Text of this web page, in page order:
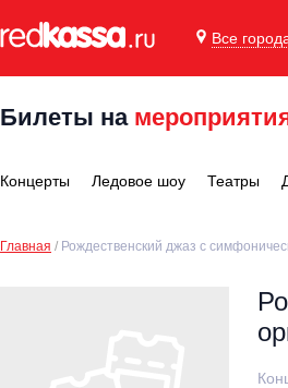
Все
Билеты на
Концерты Ледовое шоу Театры
Главная Рождественский джаз с